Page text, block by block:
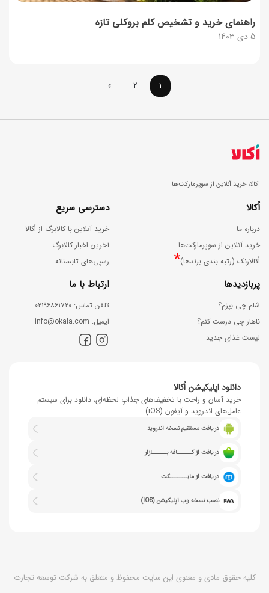
5 دی 1403
راهنمای خرید و تشخیص کلم بروکلی تازه
1
2
»
اکالا؛ خرید آنلاین از سوپرمارکت‌ها
اُکالا
درباره ما
خرید آنلاین از سوپرمارکت‌ها
اُکالارنک (رتبه بندی برندها)*
دسترسی سریع
خرید آنلاین با کالابرگ از اُکالا
آخرین اخبار کالابرگ
رسپی‌های تابستانه
پربازدیدها
شام چی بپزم؟
ناهار چی درست کنم؟
لیست غذای جدید
ارتباط با ما
ﺗﻠﻔﻦ ﺗﻤﺎس: ۰۲۱۹۶۸۶۱۷۲۰
اﯾﻤﯿﻞ: info@okala.com
دانلود اپلیکیشن اُکالا
خرید آسان و راحت با تخفیف‌های جذابِ لحظه‌ای، دانلود برای سیستم
عامل‌های اندروید و آیفون (iOS)
دریافت مستقیم نسخه اندروید
دریافت از کــــــافه بــــــازار
دریافت از مایـــــــکت
نصب نسخه وب اپلیکیشن (IOS)
کلیه حقوق مادی و معنوی این سایت محفوظ و متعلق به شرکت توسعه تجارت